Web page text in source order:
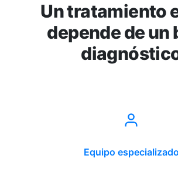
Un tratamiento
depende de un
Equipo especializado